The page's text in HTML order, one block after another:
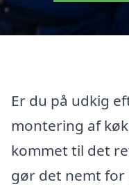
Er du på udkig
montering af
kommet til det
gør det nemt for